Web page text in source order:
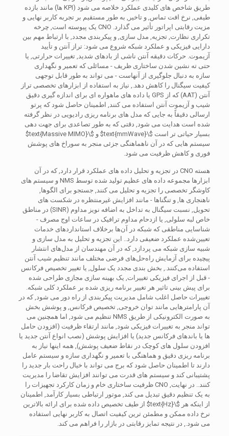
طریق شاخص های کلیدی عملکرد خلاصه می شود (KPI ها) مانند بازده
طیفی, نرخ افت تماس, و تاخیر, به طور مستقیم بر تجربه کاربر نهایی و
مزیت رقابتی اپراتور تأثیر می گذارد. CNO یک پیوسته است, چرخه
تکراری نظارت, تجزیه, مدل سازی, و پیکربندی مجدد, با ارتباط مهم بین
دارایی فیزیکی و عملکرد شبکه شروع می شود: تراز آنتن و تأیید
آزیموت. حرکات دقیقه آنتن ناشی از بادهای شدید, تغییرات حرارتی, یا
حتی ته نشین شدن ساختاری ظریف - مسائلی که تعمیر و نگهداری
سازه به دنبال جلوگیری از آنهاست - می تواند به طور قابل توجهی
کیفیت سیگنال را کاهش دهد., نیاز به استفاده از ابزارهای تخصصی تراز
آنتن (AAT) که از GPS یا داده های ماهواره ای برای اندازه گیری دقیق
شیب و آزیموت آنتن استفاده می کنند, اطمینان حاصل شود که پرتو
ارسالی دقیقاً به جایی که مدل های برنامه ریزی رادیویی در نظر گرفته
شده است هدایت می شود, دقتی که به طور تصاعدی برای جهت دهی
بسیار حیاتی تر است $\text{mmWave}$ و $\text{Massive MIMO}$
سیستم هایی که در آن ناهماهنگی جزئی منجر به سوراخ های پوشش
فوری و کاهش ظرفیت می شود.
هسته CNO در تجزیه و تحلیل داده های عملکرد قرار دارد, که در آن
ابزارها مجموعه داده های عظیم تولید شده توسط NMS و سیستم های
کاوشگر تخصصی را تجزیه و تحلیل می کنند, جستجو برای الگوها,
ناهنجاری ها, و تنگناها - مانند افزایش غیرمنتظره در شکست های
تحویل, نسبت سیگنال به تداخل به اضافه نویز مداوم (SINR) در مناطق
خاص لبه سلولی, یا ازدحام مداوم ترافیک در ساعات اوج مصرف -
شناسایی مناطقی که شبکه در آن‌ها برخلاف استانداردهای خدمات
تعیین‌شده عملکرد ضعیفی دارد.. این تجزیه و تحلیل به مدل سازی و
شبیه سازی شبکه می پردازد, که در آن مهندسان از مدل‌های انتشار
پیچیده برای آزمایش راه‌حل‌های فرضی مختلف مانند تنظیم شیب آنتن
استفاده می‌کنند., بخش بندی مجدد یک سلول, یا تغییر تخصیص فرکانس
- قبل از اجرای فیزیکی تغییرات, یک بهینه سازی مجازی طراحی شده
برای پیش بینی تاثیر هر تغییر برنامه ریزی شده بر عملکرد کلی شبکه.
تغییرات حاصل اغلب شامل مدیریت پیکربندی از راه دور می شود, که در
آن پارامترهایی مانند توان خروجی, تخصیص فرکانس, و پوشش بخش
به صورت الکترونیکی از طریق NMS تنظیم می شود, اما همچنین می
تواند منجر به تغییرات فیزیکی شود, مانند ارتقاء ظرفیت (افزودن حامل
ها یا باندهای فرکانس جدید) یا افزایش پوشش (نصب انواع آنتن جدید یا
افزودن سلول های کوچک در نقاط ضعیف پوشش), همه اینها نیاز به
برنامه ریزی دقیق و هماهنگی با تعمیر و نگهداری سازه و سیستم عامل
دارند تا اطمینان حاصل شود که برج می تواند با خیال راحت بار جدید را
پشتیبانی کند و سیستم های قدرت می توانند افزایش تقاضا را مدیریت
کنند.. در نهایت, CNO ظرفیت ساختاری خام و زمان کارکرد تجهیزات را
به یک تنظیم دقیق تبدیل می کند, موتور ارتباطی بسیار کارآمد, اطمینان
از اینکه هر $\text{Hz}$
از طیف تخصیص داده شده برای ارائه بالاترین
نرخ داده ممکن و مطمئن ترین کیفیت اتصال به کاربر نهایی استفاده
می شود., در نتیجه تمایز رقابتی در بازار را فراهم می کند.